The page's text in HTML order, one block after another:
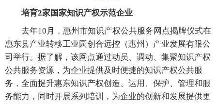
培育2家国家知识产权示范企业
去年10月，惠州市知识产权公共服务网点揭牌仪式在
惠东县产业转移工业园创合远控（惠州）产业发展有限公
司举行。据了解，该网点通过动员、调动、集聚知识产权
公共服务资源，为企业提供及时便捷的知识产权公共服
务，全面提升惠东知识产权创造、运用、保护、管理和服
务能力，同时开展系列培训，为企业的创新和发展提供更